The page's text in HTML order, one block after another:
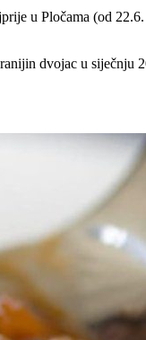
u Pločama (od
dvojac u siječnju